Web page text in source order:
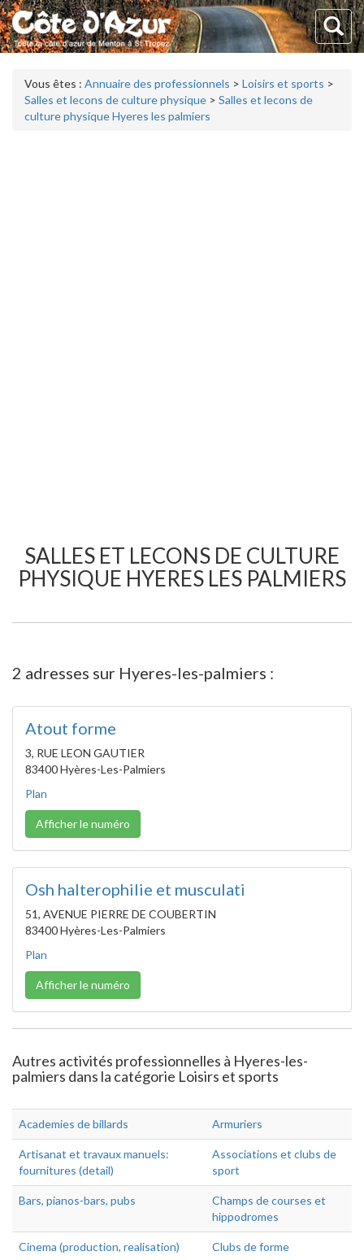
Vous êtes : Annuaire des professionnels > Loisirs et sports >
Salles et lecons de culture physique > Salles et lecons de
culture physique Hyeres les palmiers
SALLES ET LECONS DE CULTURE
PHYSIQUE HYERES LES PALMIERS
2 adresses sur Hyeres-les-palmiers :
Atout forme
3, RUE LEON GAUTIER
83400 Hyères-Les-Palmiers
Plan
Afficher le numéro
Osh halterophilie et musculati
51, AVENUE PIERRE DE COUBERTIN
83400 Hyères-Les-Palmiers
Plan
Afficher le numéro
Autres activités professionnelles à Hyeres-les-
palmiers dans la catégorie Loisirs et sports
Academies de billards Armuriers
Artisanat et travaux manuels:
fournitures (detail)
Associations et clubs de
sport
Bars, pianos-bars, pubs
Champs de courses et
hippodromes
Cinema (production, realisation) Clubs de forme